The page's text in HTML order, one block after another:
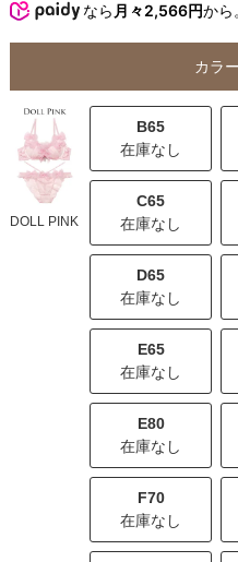
なら 月々2,566円から
カラー
DOLL PINK
B65
在庫なし
C65
在庫なし
D65
在庫なし
E65
在庫なし
E80
在庫なし
F70
在庫なし